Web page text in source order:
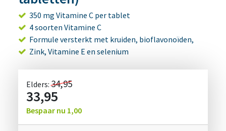
350 mg Vitamine C per tablet
4 soorten Vitamine C
Formule versterkt met kruiden, bioflavonoïden,
Zink, Vitamine E en selenium
Elders:34,95
33,95
Bespaar nu 1,00